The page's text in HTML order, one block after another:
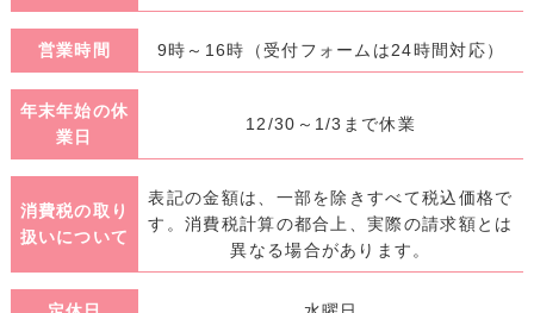
営業時間 9時～16時（受付フォームは24時間対応）
年末年始の休
業日
12/30～1/3まで休業
消費税の取り
扱いについて
表記の金額は、一部を除きすべて税込価格で
す。消費税計算の都合上、実際の請求額とは
異なる場合があります。